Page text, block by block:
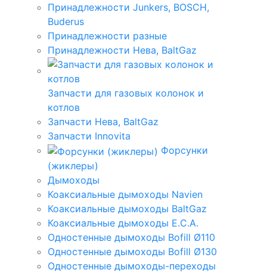
Принадлежности Junkers, BOSCH,
Buderus
Принадлежности разные
Принадлежности Нева, BaltGaz
Запчасти для газовых колонок и
котлов
Запчасти Нева, BaltGaz
Запчасти Innovita
Форсунки
(жиклеры)
Дымоходы
Коаксиальные дымоходы Navien
Коаксиальные дымоходы BaltGaz
Коаксиальные дымоходы E.C.A.
Одностенные дымоходы Bofill Ø110
Одностенные дымоходы Bofill Ø130
Одностенные дымоходы-переходы